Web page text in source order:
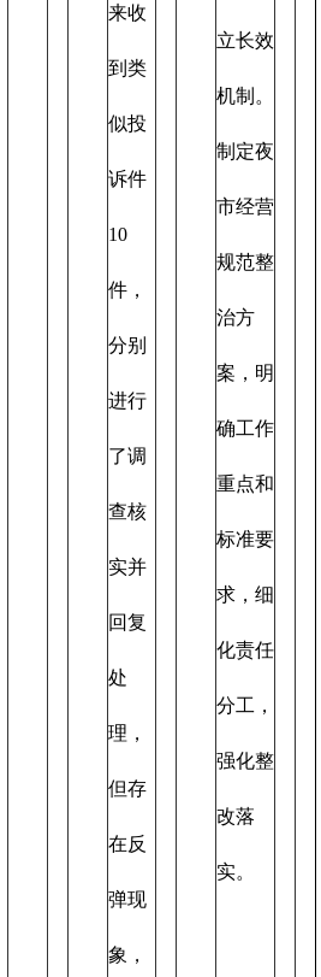
来收
到类
似投
诉件
10
件，
分别
进行
了调
查核
实并
回复
处
理，
但存
在反
弹现
象，
立长效
机制。
制定夜
市经营
规范整
治方
案，明
确工作
重点和
标准要
求，细
化责任
分工，
强化整
改落
实。